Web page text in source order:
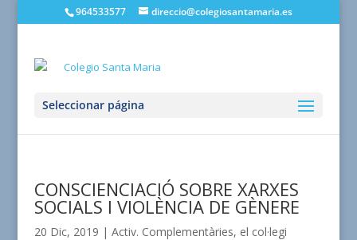
964533577 direccio@colegiosantamaria.es
Seleccionar página
CONSCIENCIACIÓ SOBRE XARXES
SOCIALS I VIOLÈNCIA DE GÈNERE
20 Dic, 2019 | Activ. Complementàries, el col·legi